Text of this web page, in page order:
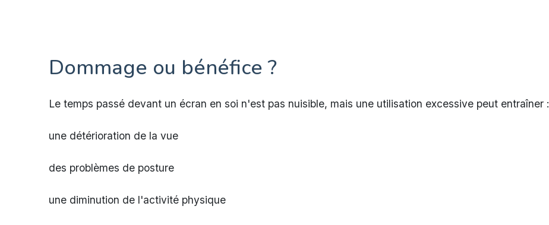
Dommage ou bénéfice ?
Le temps passé devant un écran en soi n'est pas nuisible, mais une utilisation excessive peut entraîner :
une détérioration de la vue
des problèmes de posture
une diminution de l'activité physique